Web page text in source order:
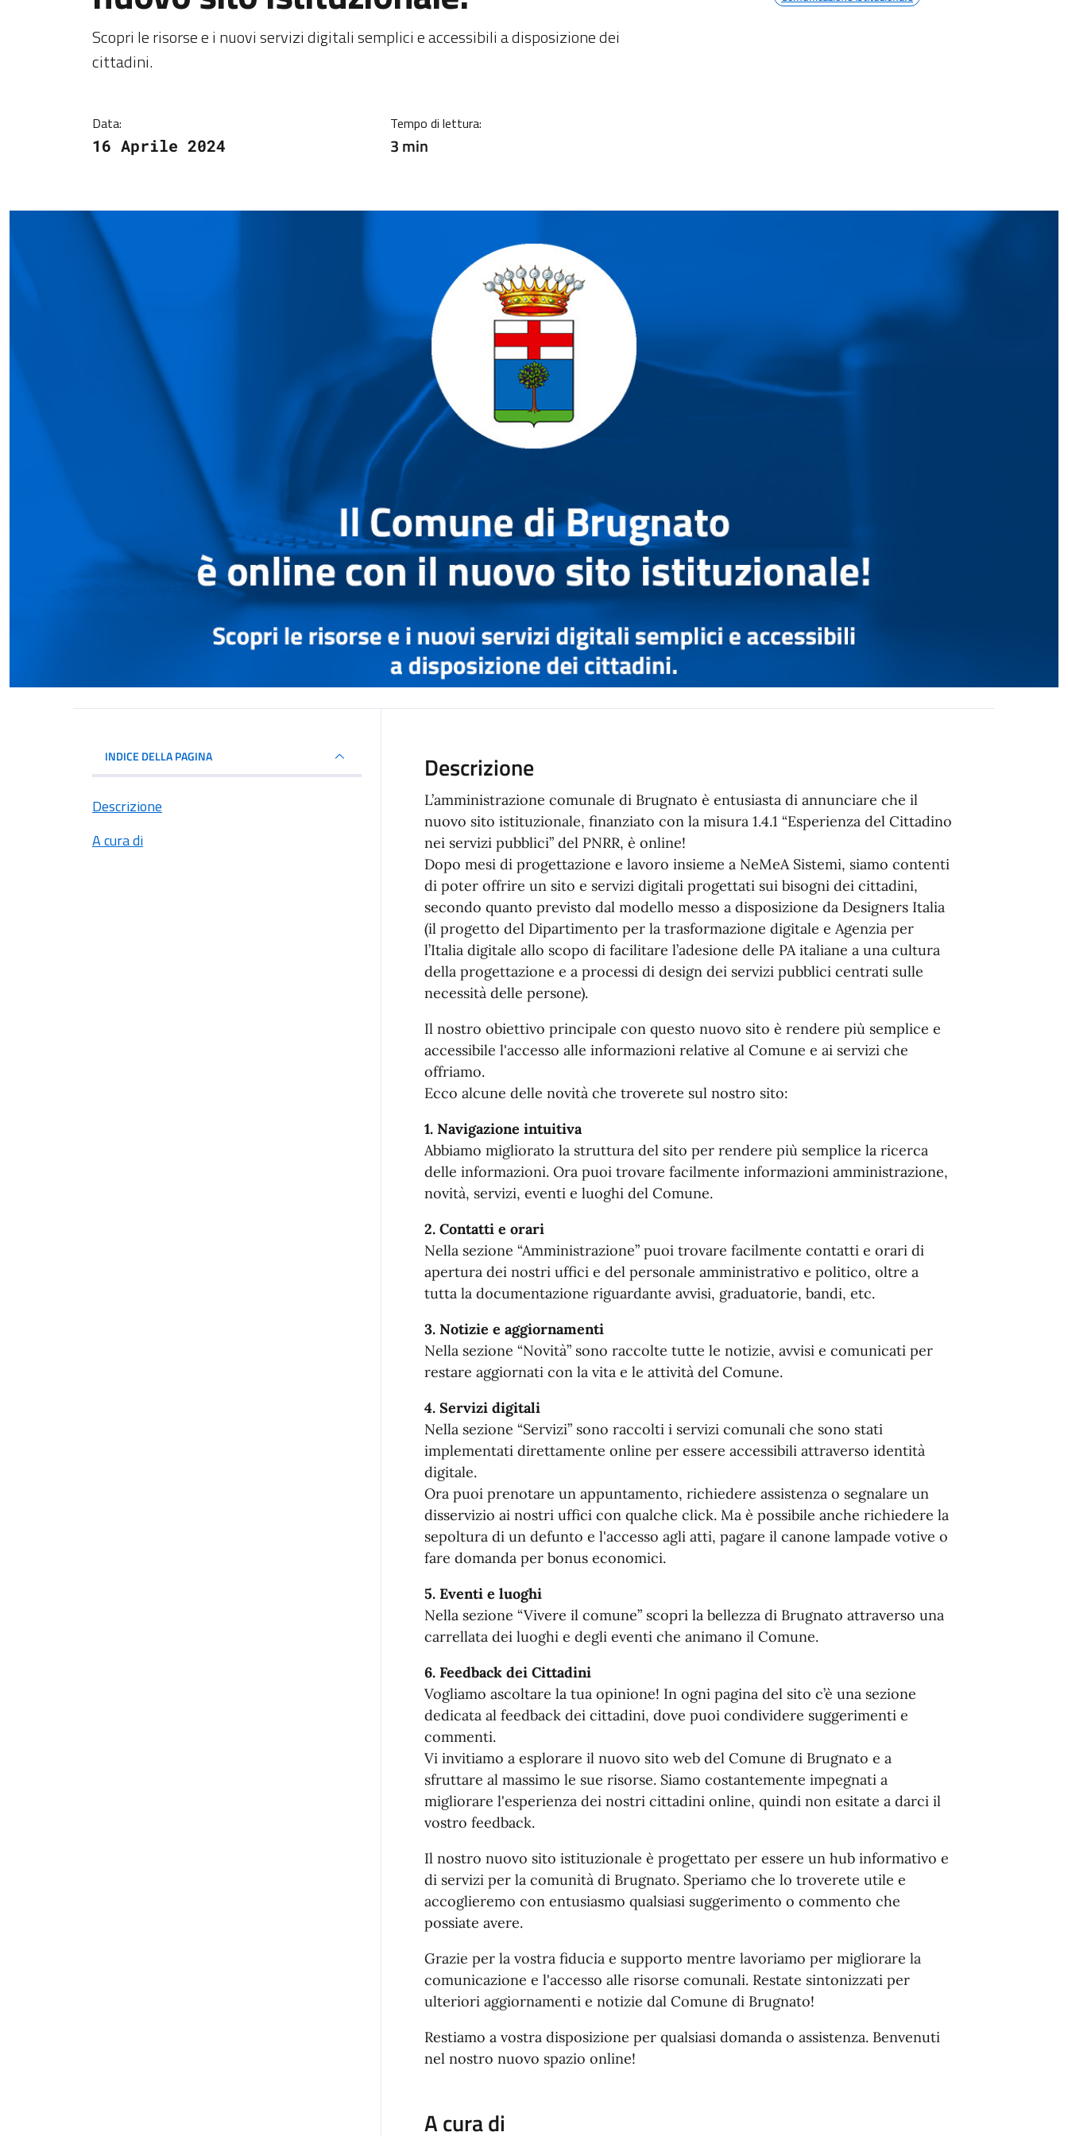
Dettagli della notizia
Scopri le risorse e i nuovi servizi digitali semplici e accessibili a disposizione dei
cittadini.
Data:
16 Aprile 2024
Tempo di lettura:
3 min
INDICE DELLA PAGINA
Descrizione
A cura di
Descrizione
L’amministrazione comunale di Brugnato è entusiasta di annunciare che il
nuovo sito istituzionale, finanziato con la misura 1.4.1 “Esperienza del Cittadino
nei servizi pubblici” del PNRR, è online!
Dopo mesi di progettazione e lavoro insieme a NeMeA Sistemi, siamo contenti
di poter offrire un sito e servizi digitali progettati sui bisogni dei cittadini,
secondo quanto previsto dal modello messo a disposizione da Designers Italia
(il progetto del Dipartimento per la trasformazione digitale e Agenzia per
l’Italia digitale allo scopo di facilitare l’adesione delle PA italiane a una cultura
della progettazione e a processi di design dei servizi pubblici centrati sulle
necessità delle persone).
Il nostro obiettivo principale con questo nuovo sito è rendere più semplice e
accessibile l'accesso alle informazioni relative al Comune e ai servizi che
offriamo.
Ecco alcune delle novità che troverete sul nostro sito:
1. Navigazione intuitiva
Abbiamo migliorato la struttura del sito per rendere più semplice la ricerca
delle informazioni. Ora puoi trovare facilmente informazioni amministrazione,
novità, servizi, eventi e luoghi del Comune.
2. Contatti e orari
Nella sezione “Amministrazione” puoi trovare facilmente contatti e orari di
apertura dei nostri uffici e del personale amministrativo e politico, oltre a
tutta la documentazione riguardante avvisi, graduatorie, bandi, etc.
3. Notizie e aggiornamenti
Nella sezione “Novità” sono raccolte tutte le notizie, avvisi e comunicati per
restare aggiornati con la vita e le attività del Comune.
4. Servizi digitali
Nella sezione “Servizi” sono raccolti i servizi comunali che sono stati
implementati direttamente online per essere accessibili attraverso identità
digitale.
Ora puoi prenotare un appuntamento, richiedere assistenza o segnalare un
disservizio ai nostri uffici con qualche click. Ma è possibile anche richiedere la
sepoltura di un defunto e l'accesso agli atti, pagare il canone lampade votive o
fare domanda per bonus economici.
5. Eventi e luoghi
Nella sezione “Vivere il comune” scopri la bellezza di Brugnato attraverso una
carrellata dei luoghi e degli eventi che animano il Comune.
6. Feedback dei Cittadini
Vogliamo ascoltare la tua opinione! In ogni pagina del sito c’è una sezione
dedicata al feedback dei cittadini, dove puoi condividere suggerimenti e
commenti.
Vi invitiamo a esplorare il nuovo sito web del Comune di Brugnato e a
sfruttare al massimo le sue risorse. Siamo costantemente impegnati a
migliorare l'esperienza dei nostri cittadini online, quindi non esitate a darci il
vostro feedback.
Il nostro nuovo sito istituzionale è progettato per essere un hub informativo e
di servizi per la comunità di Brugnato. Speriamo che lo troverete utile e
accoglieremo con entusiasmo qualsiasi suggerimento o commento che
possiate avere.
Grazie per la vostra fiducia e supporto mentre lavoriamo per migliorare la
comunicazione e l'accesso alle risorse comunali. Restate sintonizzati per
ulteriori aggiornamenti e notizie dal Comune di Brugnato!
Restiamo a vostra disposizione per qualsiasi domanda o assistenza. Benvenuti
nel nostro nuovo spazio online!
A cura di